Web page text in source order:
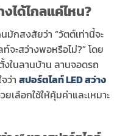
ได้ไกลแค่ไหน?
มักสงสัยว่า “วัตต์เท่านี้จะ
จะสว่างพอหรือไม่?” โดย
งในลานบ้าน ลานจอดรถ
ว่า สปอร์ตไลท์ LED สว่าง
เลือกใช้ให้คุ้มค่าและเหมาะ